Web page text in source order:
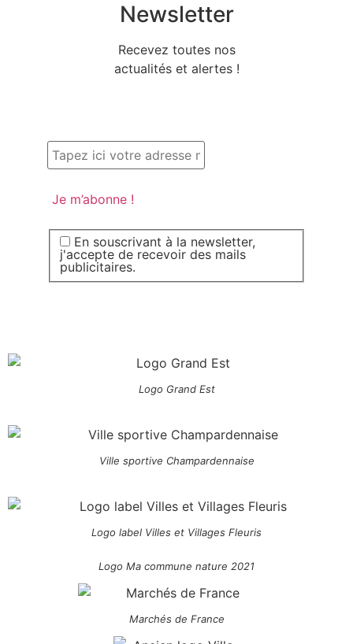
Newsletter
Recevez toutes nos
actualités et alertes !
En souscrivant à la newsletter,
j'accepte de recevoir des mails
publicitaires.
Logo Grand Est
Ville sportive Champardennaise
Logo label Villes et Villages Fleuris
Logo Ma commune nature 2021
Marchés de France